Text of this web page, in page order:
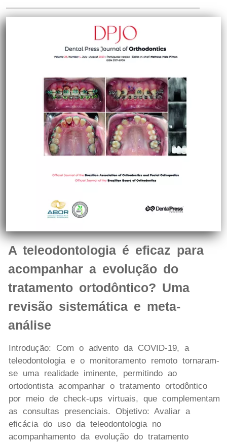
A teleodontologia é eficaz para
acompanhar a evolução do
tratamento ortodôntico? Uma
revisão sistemática e meta-
análise
Introdução: Com o advento da COVID-19, a
teleodontologia e o monitoramento remoto tornaram-
se uma realidade iminente, permitindo ao
ortodontista acompanhar o tratamento ortodôntico
por meio de check-ups virtuais, que complementam
as consultas presenciais. Objetivo: Avaliar a
eficácia do uso da teleodontologia no
acompanhamento da evolução do tratamento